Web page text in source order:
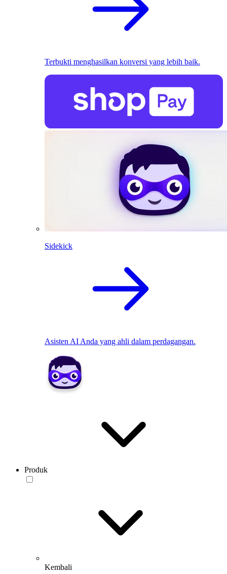
Terbukti menghasilkan konversi yang lebih baik.
Sidekick
Asisten AI Anda yang ahli dalam perdagangan.
Produk
Kembali